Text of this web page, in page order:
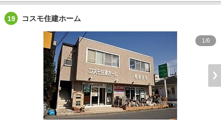
19 コスモ住建ホーム
1/6